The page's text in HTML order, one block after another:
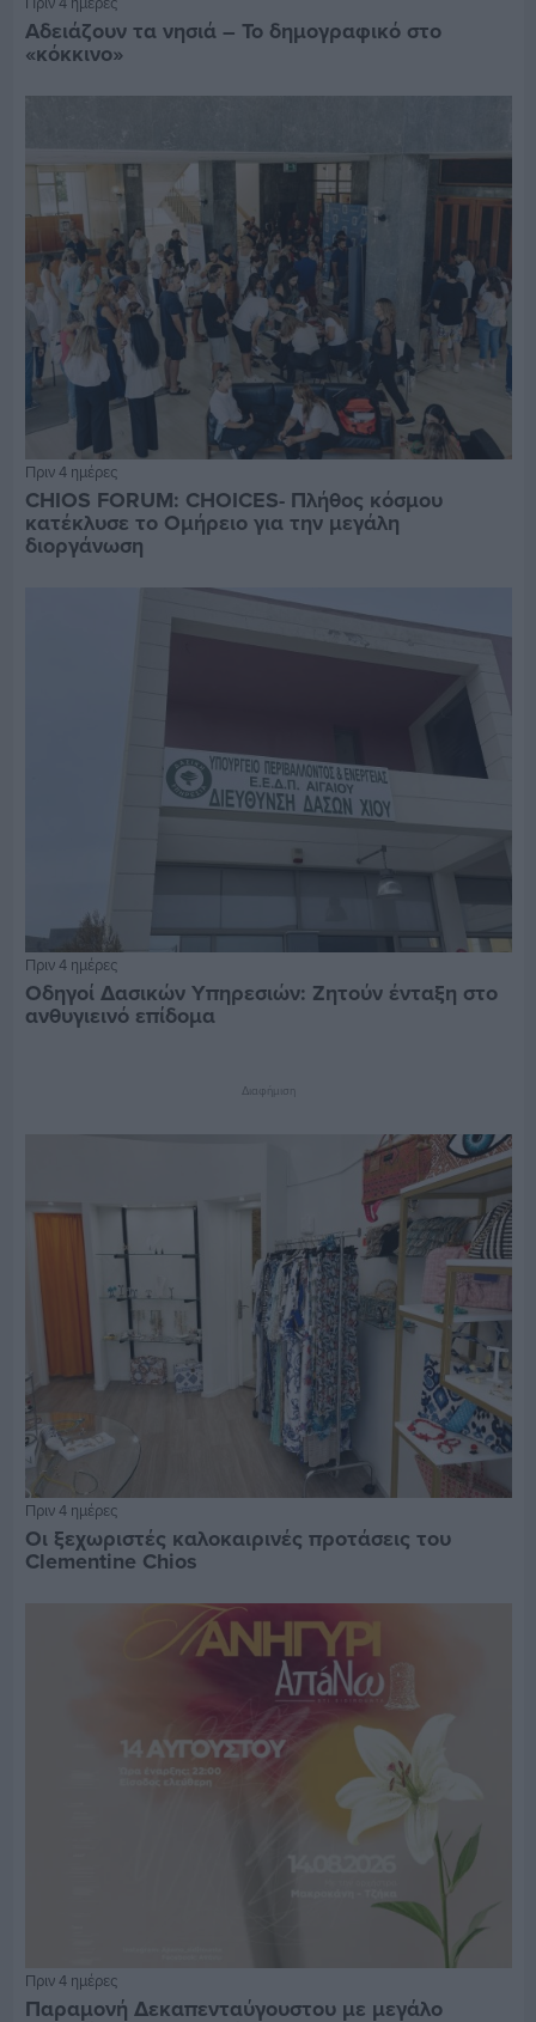
Αδειάζουν τα νησιά – Το δημογραφικό στο
«κόκκινο»
Πριν 4 ημέρες
CHIOS FORUM: CHOICES- Πλήθος κόσμου
κατέκλυσε το Ομήρειο για την μεγάλη
διοργάνωση
Πριν 4 ημέρες
Οδηγοί Δασικών Υπηρεσιών: Ζητούν ένταξη στο
ανθυγιεινό επίδομα
Διαφήμιση
Πριν 4 ημέρες
Οι ξεχωριστές καλοκαιρινές προτάσεις του
Clementine Chios
Πριν 4 ημέρες
Παραμονή Δεκαπενταύγουστου με μεγάλο